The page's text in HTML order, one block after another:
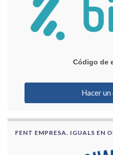
Código de
Hacer
FENT EMPRESA. IGUALS EN